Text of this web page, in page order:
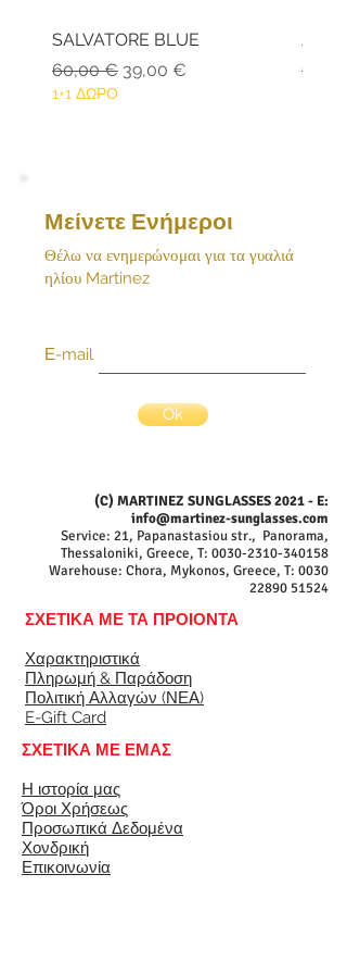
αναλάβουμε το κόστος επιστροφής
μαζί μας με email:
SALVATORE BLUE
Κανονική τιμή
60,00 € Τιμή Έκπτωσης
39,00 €
1+1 ΔΩΡΟ 1+1
Μείνετε Ενήμεροι
Θέλω να ενημερώνομαι για τα γυαλιά
ηλίου Martinez
Ε-mail
Ok
(C) MARTINEZ SUNGLASSES 2021 - E:
info@martinez-sunglasses.com
Service: 21, Papanastasiou str., Panorama,
Thessaloniki, Greece, T: 0030-2310-340158
Warehouse: Chora, Mykonos, Greece, T: 0030
22890 51524
ΣΧΕΤΙΚΑ ΜΕ ΤΑ ΠΡΟΙΟΝΤΑ
Χαρακτηριστικά
Πληρωμή & Παράδοση
Πολιτική Αλλαγών (ΝΕΑ)
E-Gift Card
ΣΧΕΤΙΚΑ ΜΕ ΕΜΑΣ
Η ιστορία μας
Όροι Χρήσεως
Προσωπικά Δεδομένα
Χονδρική
Επικοινωνία